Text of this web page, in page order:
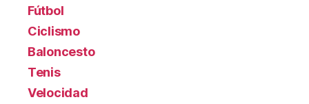
Fútbol
Ciclismo
Baloncesto
Tenis
Velocidad